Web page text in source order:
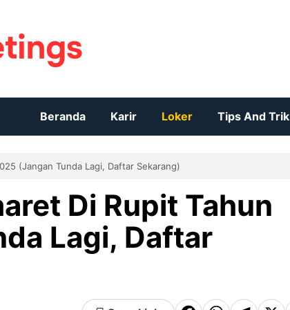
Beranda Karir Loker Tips And Trik
(Jangan Tunda Lagi, Daftar Sekarang)
Di Rupit Tahun
Lagi, Daftar